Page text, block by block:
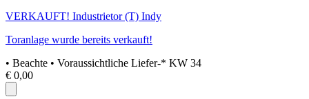
VERKAUFT! Industrietor (T) Indy
Toranlage wurde bereits verkauft!
• Beachte • Voraussichtliche Liefer-* KW 34
€ 0,00